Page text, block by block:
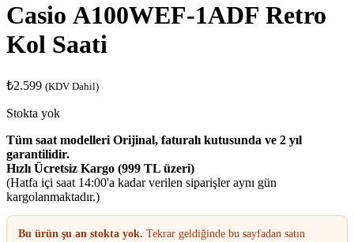
Casio A100WEF-1ADF Retro
Kol Saati
₺2.599 (KDV Dahil)
Stokta yok
Tüm saat modelleri Orijinal, faturalı kutusunda ve 2 yıl
garantilidir.
Hızlı Ücretsiz Kargo (999 TL üzeri)
(Hatfa içi saat 14:00'a kadar verilen siparişler aynı gün
kargolanmaktadır.)
Bu ürün şu an stokta yok. Tekrar geldiğinde bu sayfadan satın